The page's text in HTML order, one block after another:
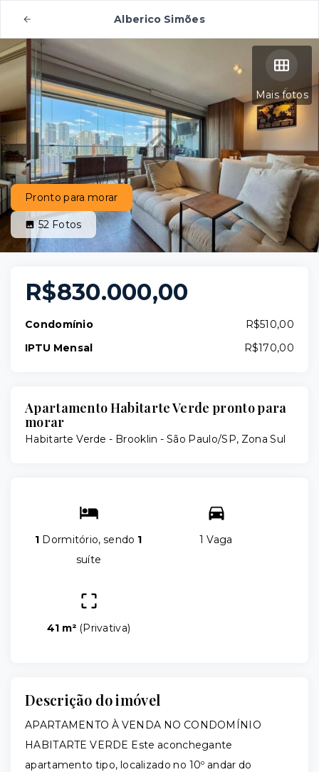
Alberico Simões
Mais fotos
Pronto para morar
52 Fotos
R$830.000,00
Condomínio
R$510,00
IPTU Mensal
R$170,00
Apartamento Habitarte Verde pronto para
morar
Habitarte Verde - Brooklin - São Paulo/SP, Zona Sul
1 Dormitório, sendo 1
suíte
1 Vaga
41 m² (Privativa)
Descrição do imóvel
APARTAMENTO À VENDA NO CONDOMÍNIO
HABITARTE VERDE Este aconchegante
apartamento tipo, localizado no 10º andar do